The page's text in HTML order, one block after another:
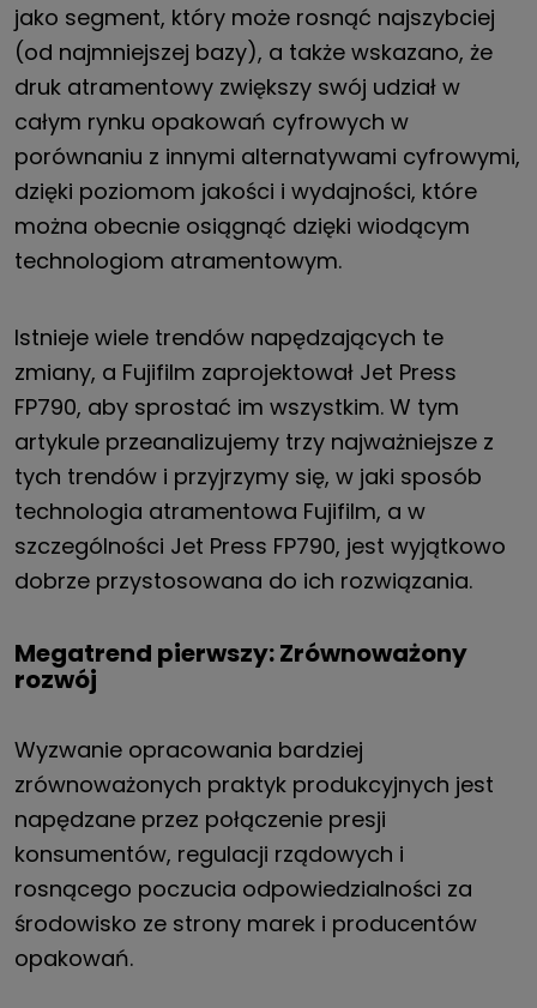
jako segment, który może rosnąć najszybciej
(od najmniejszej bazy), a także wskazano, że
druk atramentowy zwiększy swój udział w
całym rynku opakowań cyfrowych w
porównaniu z innymi alternatywami cyfrowymi,
dzięki poziomom jakości i wydajności, które
można obecnie osiągnąć dzięki wiodącym
technologiom atramentowym.
Istnieje wiele trendów napędzających te
zmiany, a Fujifilm zaprojektował Jet Press
FP790, aby sprostać im wszystkim. W tym
artykule przeanalizujemy trzy najważniejsze z
tych trendów i przyjrzymy się, w jaki sposób
technologia atramentowa Fujifilm, a w
szczególności Jet Press FP790, jest wyjątkowo
dobrze przystosowana do ich rozwiązania.
Megatrend pierwszy: Zrównoważony
rozwój
Wyzwanie opracowania bardziej
zrównoważonych praktyk produkcyjnych jest
napędzane przez połączenie presji
konsumentów, regulacji rządowych i
rosnącego poczucia odpowiedzialności za
środowisko ze strony marek i producentów
opakowań.